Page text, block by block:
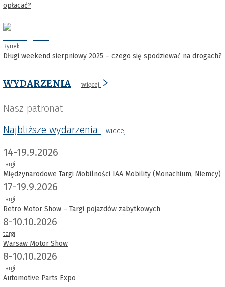
opłacać?
Rynek
Długi weekend sierpniowy 2025 – czego się spodziewać na drogach?
WYDARZENIA więcej
Nasz patronat
Najbliższe wydarzenia
wiecej
14-19.9.2026
targi
Międzynarodowe Targi Mobilności IAA Mobility (Monachium, Niemcy)
17-19.9.2026
targi
Retro Motor Show – Targi pojazdów zabytkowych
8-10.10.2026
targi
Warsaw Motor Show
8-10.10.2026
targi
Automotive Parts Expo